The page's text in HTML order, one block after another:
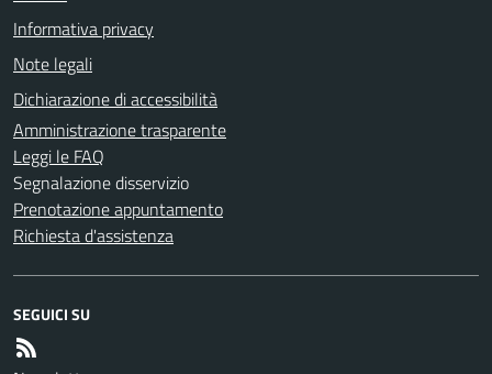
Informativa privacy
Note legali
Dichiarazione di accessibilità
Amministrazione trasparente
Leggi le FAQ
Segnalazione disservizio
Prenotazione appuntamento
Richiesta d'assistenza
SEGUICI SU